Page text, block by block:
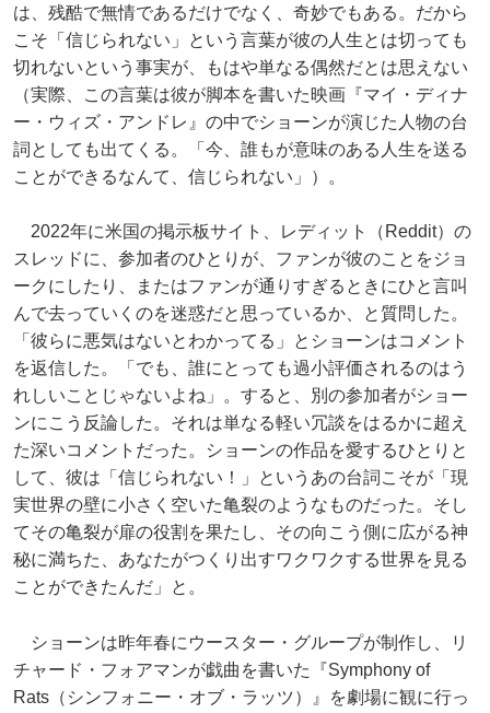
は、残酷で無情であるだけでなく、奇妙でもある。だから
こそ「信じられない」という言葉が彼の人生とは切っても
切れないという事実が、もはや単なる偶然だとは思えない
（実際、この言葉は彼が脚本を書いた映画『マイ・ディナ
ー・ウィズ・アンドレ』の中でショーンが演じた人物の台
詞としても出てくる。「今、誰もが意味のある人生を送る
ことができるなんて、信じられない」）。
2022年に米国の掲示板サイト、レディット（Reddit）の
スレッドに、参加者のひとりが、ファンが彼のことをジョ
ークにしたり、またはファンが通りすぎるときにひと言叫
んで去っていくのを迷惑だと思っているか、と質問した。
「彼らに悪気はないとわかってる」とショーンはコメント
を返信した。「でも、誰にとっても過小評価されるのはう
れしいことじゃないよね」。すると、別の参加者がショー
ンにこう反論した。それは単なる軽い冗談をはるかに超え
た深いコメントだった。ショーンの作品を愛するひとりと
して、彼は「信じられない！」というあの台詞こそが「現
実世界の壁に小さく空いた亀裂のようなものだった。そし
てその亀裂が扉の役割を果たし、その向こう側に広がる神
秘に満ちた、あなたがつくり出すワクワクする世界を見る
ことができたんだ」と。
ショーンは昨年春にウースター・グループが制作し、リ
チャード・フォアマンが戯曲を書いた『Symphony of
Rats（シンフォニー・オブ・ラッツ）』を劇場に観に行っ